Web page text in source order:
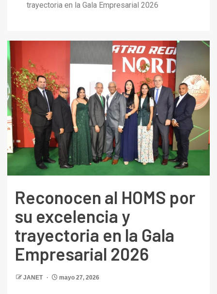
trayectoria en la Gala Empresarial 2026
Reconocen al HOMS por
su excelencia y
trayectoria en la Gala
Empresarial 2026
JANET mayo 27, 2026